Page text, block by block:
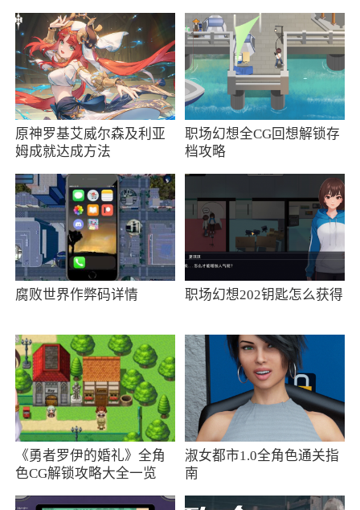
1、游戏中小姐姐面对非常多的危险，而你则
需要想尽各种办法帮助小姐姐顺利到达终点
2、一路上的解救过程并不轻松，玩家将要面
对机关重重的屋子，你需要时刻注意身边的陷
阱，避免被陷阱伤害到！游戏玩起来相当有趣
原神罗基艾威尔森及利亚
姆成就达成方法
职场幻想全CG回想解锁存
档攻略
腐败世界作弊码详情 职场幻想202钥匙怎么获得
《勇者罗伊的婚礼》全角
色CG解锁攻略大全一览
淑女都市1.0全角色通关指
南